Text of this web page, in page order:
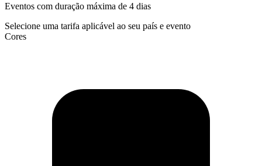
Eventos com duração máxima de 4 dias
Selecione uma tarifa aplicável ao seu país e evento
Cores